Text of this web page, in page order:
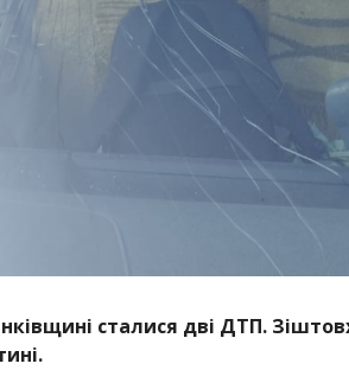
сталися дві ДТП.